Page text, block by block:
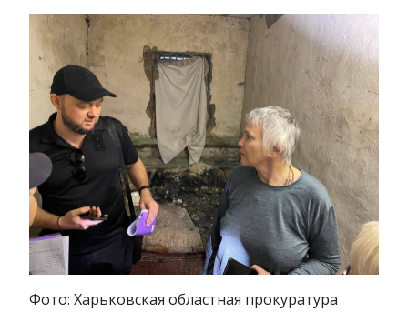
Фото: Харьковская областная прокуратура